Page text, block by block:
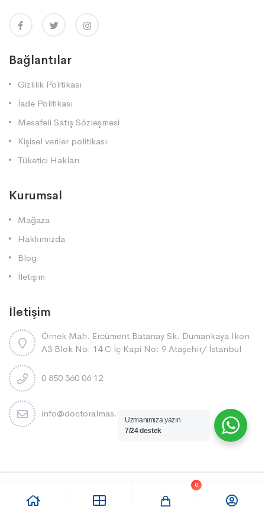
Bağlantılar
Gizlilik Politikası
İade Politikası
Mesafeli Satış Sözleşmesi
Kişisel veriler politikası
Tüketici Hakları
Kurumsal
Mağaza
Hakkımızda
Blog
İletişim
İletişim
Örnek Mah. Ercüment Batanay Sk. Dumankaya Ikon
A3 Blok No: 14 C İç Kapi No: 9 Ataşehi̇r/ İstanbul
0 850 360 06 12
info@doctoralmas.com.tr
DOCTOR ALMAS 2025 Tüm Telif haklarını saklı tutar.
0
Uzmanımıza yazın
7/24 destek